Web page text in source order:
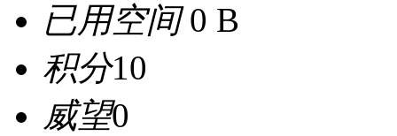
已用空间0 B
积分10
威望0